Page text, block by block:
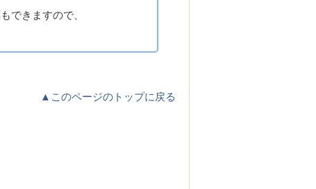
できますので、
▲このページのトップに戻る